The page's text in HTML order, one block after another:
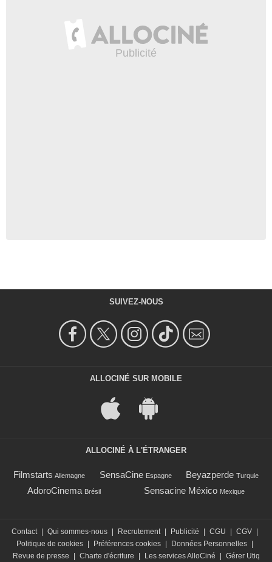
SUIVEZ-NOUS
ALLOCINÉ SUR MOBILE
ALLOCINÉ À L'ÉTRANGER
Filmstarts Allemagne SensaCine Espagne Beyazperde Turquie
AdoroCinema Brésil Sensacine México Mexique
Contact Qui sommes-nous Recrutement Publicité CGU CGV
Politique de cookies
Préférences cookies Données Personnelles
Revue de presse
Charte d'écriture Les services AlloCiné Gérer Utiq